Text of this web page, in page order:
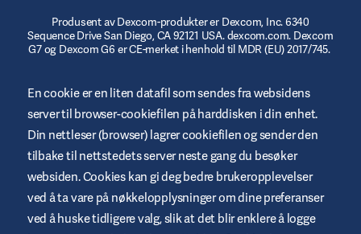
Produsent av Dexcom-produkter er Dexcom, Inc. 6340
Sequence Drive San Diego, CA 92121 USA. dexcom.com. Dexcom
G7 og Dexcom G6 er CE-merket i henhold til MDR (EU) 2017/745.
Omnipod-logoen, DASH, DASH-logoen og Podder er varemerker
eller registrerte varemerker som tilhører Insulet Corporation i
USA og andre jurisdiksjoner. myomnipod.com. Omnipod DASH
og Omnipod 5 er CE-merket i henhold til MDR (EU) 2017/745.
Betingelser og vilkår for websted
En cookie er en liten datafil som sendes fra websidens
server til browser-cookiefilen på harddisken i din enhet.
Din nettleser (browser) lagrer cookiefilen og sender den
tilbake til nettstedets server neste gang du besøker
websiden. Cookies kan gi deg bedre brukeropplevelser
ved å ta vare på nøkkelopplysninger om dine preferanser
ved å huske tidligere valg, slik at det blir enklere å logge